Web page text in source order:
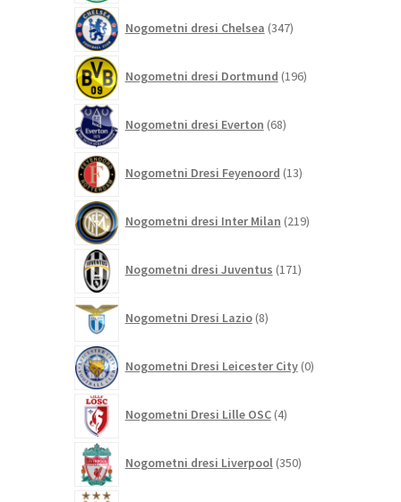
Nogometni dresi Chelsea 347izdelkov
Nogometni dresi Dortmund 196izdelkov
Nogometni dresi Everton 68izdelkov
Nogometni Dresi Feyenoord 13izdelkov
Nogometni dresi Inter Milan 219izdelkov
Nogometni dresi Juventus 171izdelkov
Nogometni Dresi Lazio 8izdelkov
Nogometni Dresi Leicester City 0izdelkov
Nogometni Dresi Lille OSC 4izdelki
Nogometni dresi Liverpool 350izdelkov